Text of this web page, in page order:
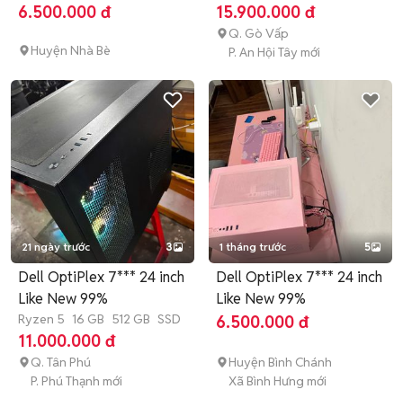
6.500.000 đ
Huyện Nhà Bè
GB SSD
15.900.000 đ
Q. Gò Vấp
P. An Hội Tây mới
21 ngày trước 3
Dell OptiPlex 7*** 24 inch
Like New 99%
Ryzen 5 16 GB 512 GB SSD
11.000.000 đ
Q. Tân Phú
P. Phú Thạnh mới
1 tháng trước 5
Dell OptiPlex 7*** 24 inch
Like New 99%
6.500.000 đ
Huyện Bình Chánh
Xã Bình Hưng mới